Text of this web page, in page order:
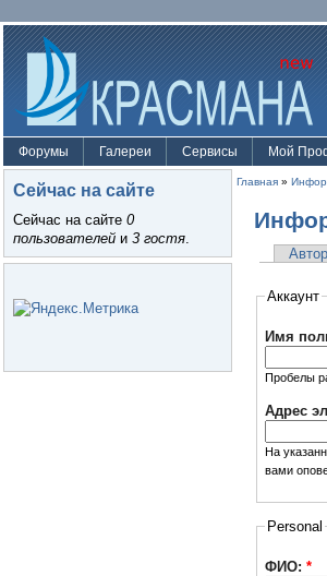
Форумы Галереи Сервисы Мой
Сейчас на сайте
Сейчас на сайте 0
пользователей и 3 гостя.
Главная »
Аккаунт
Имя
Пробелы
Адрес
На
вами
Personal
ФИО: *